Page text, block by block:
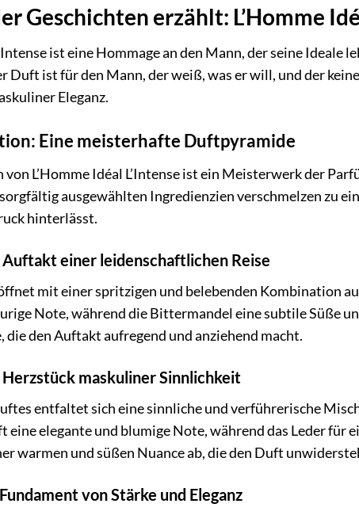
Geschichten erzählt: L’Homme
ist eine Hommage an den Mann, der seine
Duft ist für den Mann, der weiß, was er will, und der
Eleganz.
Eine meisterhafte Duftpyramide
L’Homme Idéal L’Intense ist ein Meisterwerk der
ausgewählten Ingredienzien verschmelzen zu
hinterlässt.
einer leidenschaftlichen Reise
mit einer spritzigen und belebenden Kombination
Note, während die Bittermandel eine subtile Süße
die den Auftakt aufregend und anziehend macht.
maskuliner Sinnlichkeit
entfaltet sich eine sinnliche und verführerische
eine elegante und blumige Note, während das Leder für
warmen und süßen Nuance ab, die den Duft
von Stärke und Eleganz